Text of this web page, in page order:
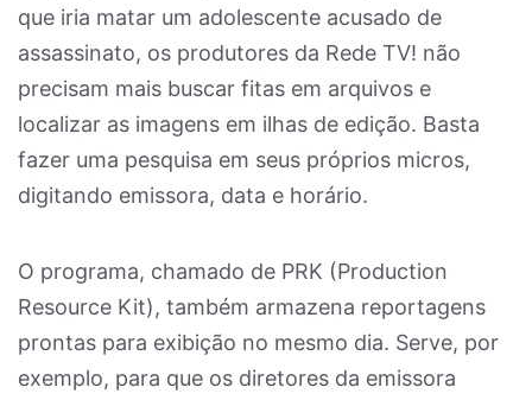
que iria matar um adolescente acusado de
assassinato, os produtores da Rede TV! não
precisam mais buscar fitas em arquivos e
localizar as imagens em ilhas de edição. Basta
fazer uma pesquisa em seus próprios micros,
digitando emissora, data e horário.
O programa, chamado de PRK (Production
Resource Kit), também armazena reportagens
prontas para exibição no mesmo dia. Serve, por
exemplo, para que os diretores da emissora